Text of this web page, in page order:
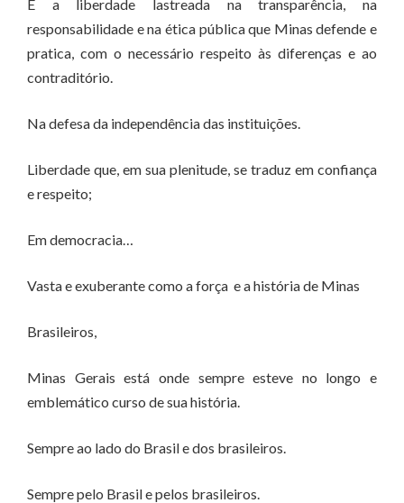
É a liberdade lastreada na transparência, na
responsabilidade e na ética pública que Minas defende e
pratica, com o necessário respeito às diferenças e ao
contraditório.
Na defesa da independência das instituições.
Liberdade que, em sua plenitude, se traduz em confiança
e respeito;
Em democracia…
Vasta e exuberante como a força e a história de Minas
Brasileiros,
Minas Gerais está onde sempre esteve no longo e
emblemático curso de sua história.
Sempre ao lado do Brasil e dos brasileiros.
Sempre pelo Brasil e pelos brasileiros.